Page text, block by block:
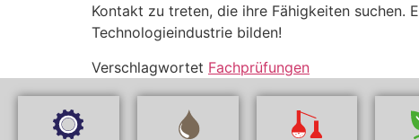
Kontakt zu treten, die ihre Fähigkeiten suchen.
Technologieindustrie bilden!
Verschlagwortet Fachprüfungen